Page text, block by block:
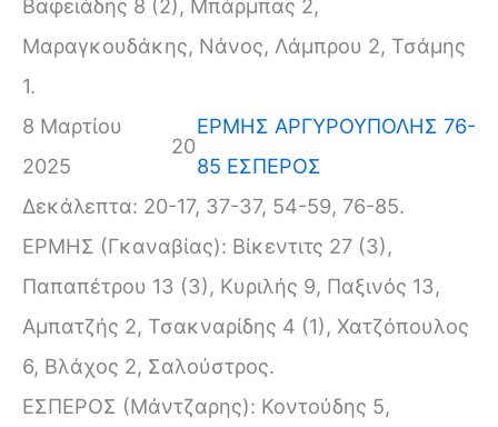
Βαφειάδης 8 (2), Μπάρμπας 2,
Μαραγκουδάκης, Νάνος, Λάμπρου 2, Τσάμης
1.
8 Μαρτίου
2025
20
ΕΡΜΗΣ ΑΡΓΥΡΟΥΠΟΛΗΣ 76-
85 ΕΣΠΕΡΟΣ
Δεκάλεπτα: 20-17, 37-37, 54-59, 76-85.
ΕΡΜΗΣ (Γκαναβίας): Βίκεντιτς 27 (3),
Παπαπέτρου 13 (3), Κυριλής 9, Παξινός 13,
Αμπατζής 2, Τσακναρίδης 4 (1), Χατζόπουλος
6, Βλάχος 2, Σαλούστρος.
ΕΣΠΕΡΟΣ (Μάντζαρης): Κοντούδης 5,